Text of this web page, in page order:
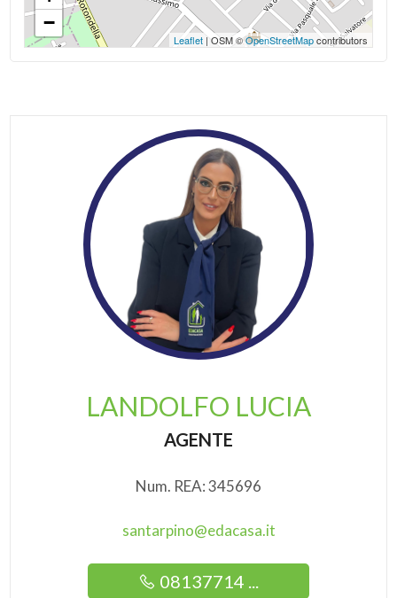
−
Leaflet| OSM ©OpenStreetMapcontributors
LANDOLFO LUCIA
AGENTE
Num. REA: 345696
santarpino@edacasa.it
08137714 ...